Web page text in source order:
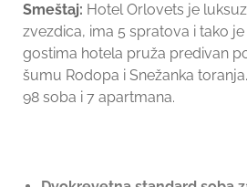
Smeštaj: Hotel Orlovets je
zvezdica, ima 5 spratova i tako
gostima hotela pruža predivan
šumu Rodopa i Snežanka
98 soba i 7 apartmana.